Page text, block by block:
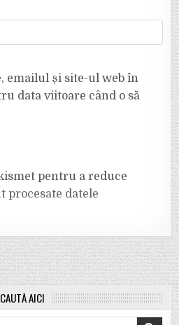
emailul și site-ul web în
data viitoare când o să
pentru a reduce
procesate datele
CAUTĂ AICI